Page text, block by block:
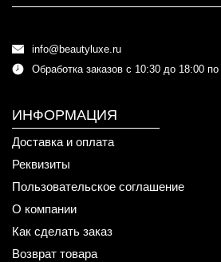
info@beautyluxe.ru
Обработка заказов с 10:30 до 18:00
ИНФОРМАЦИЯ
Доставка и оплата
Реквизиты
Пользовательское соглашение
О компании
Как сделать заказ
Возврат товара